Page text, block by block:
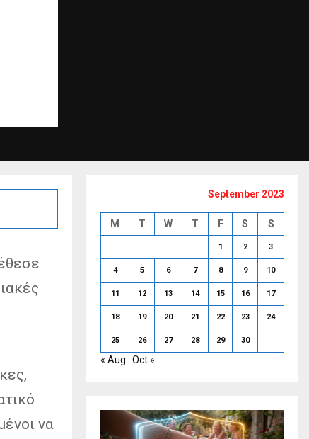
να
September 2023
M T W T F S S
1 2 3
4 5 6 7 8 9 10
11 12 13 14 15 16 17
18 19 20 21 22 23 24
25 26 27 28 29 30
« Aug Oct »